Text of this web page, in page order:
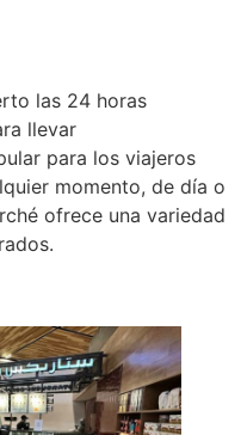
las 24 horas
llevar
para los viajeros
momento, de día o
ofrece una variedad